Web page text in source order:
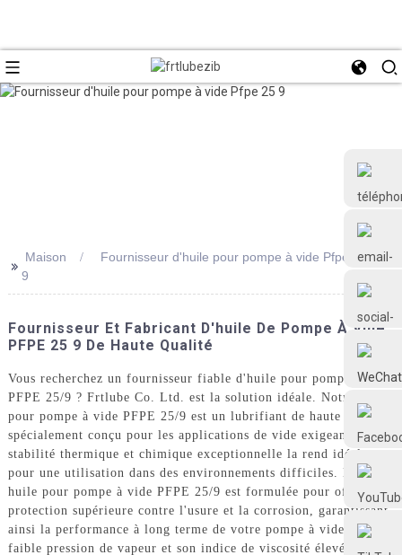
+86 18126677577
Frtlube
FRTLUBE
@FRTLUBE8
>> Maison
Fournisseur d'huile pour pompe à vide Pfpe 25
9
Fournisseur Et Fabricant D'huile De Pompe À Vide
PFPE 25 9 De Haute Qualité
Vous recherchez un fournisseur fiable d'huile pour pompe à vide
PFPE 25/9 ? Frtlube Co. Ltd. est la solution idéale. Notre huile
pour pompe à vide PFPE 25/9 est un lubrifiant de haute qualité
spécialement conçu pour les applications de vide exigeantes. Sa
stabilité thermique et chimique exceptionnelle la rend idéale
pour une utilisation dans des environnements difficiles. Notre
huile pour pompe à vide PFPE 25/9 est formulée pour offrir une
protection supérieure contre l'usure et la corrosion, garantissant
ainsi la performance à long terme de votre pompe à vide. Sa
faible pression de vapeur et son indice de viscosité élevé en font